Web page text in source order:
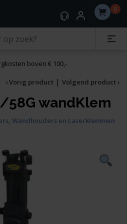
0
boven € 100,-
‹ Vorig product | Volgend product ›
58G wandKlem
, Wandhouders en Laserklemmen